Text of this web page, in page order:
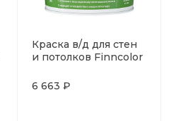
Краска в/д для стен
и потолков Finncolor
база А матовая 9л
6 663 ₽